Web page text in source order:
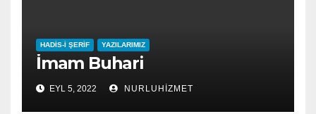
HADIS-I ŞERIF YAZILARIMIZ
İmam Buhari
EYL 5, 2022 NURLUHIZMET